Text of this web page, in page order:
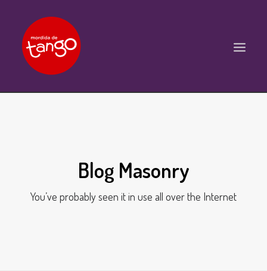
WORKSHOPS
Blog Masonry
You’ve probably seen it in use all over the Internet